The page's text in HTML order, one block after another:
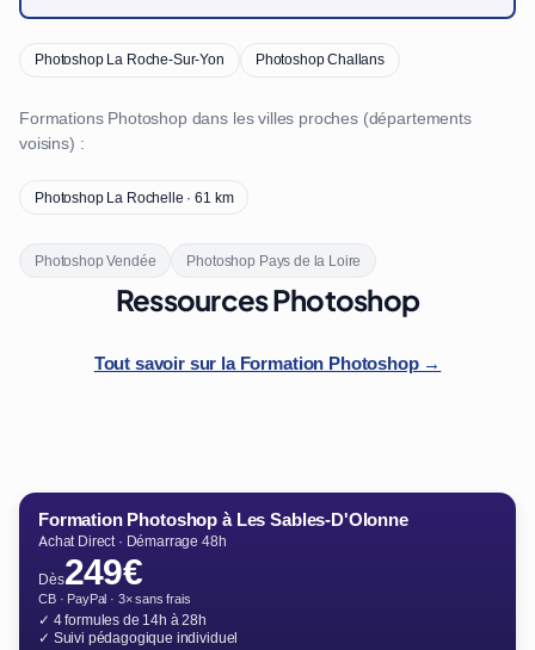
Photoshop La Roche-Sur-Yon Photoshop Challans
Formations Photoshop dans les villes proches (départements
voisins) :
Photoshop La Rochelle · 61 km
Photoshop Vendée Photoshop Pays de la Loire
Ressources Photoshop
Tout savoir sur la Formation Photoshop →
Formation Photoshop à Les Sables-D'Olonne
Achat Direct · Démarrage 48h
Dès249€
CB · PayPal · 3× sans frais
✓ 4 formules de 14h à 28h
✓ Suivi pédagogique individuel